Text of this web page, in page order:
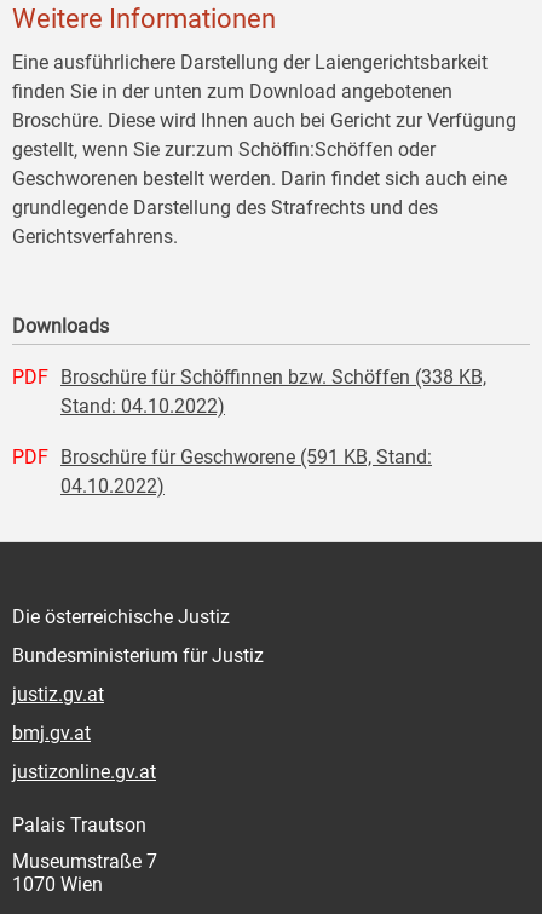
Weitere Informationen
Eine ausführlichere Darstellung der Laiengerichtsbarkeit
finden Sie in der unten zum Download angebotenen
Broschüre. Diese wird Ihnen auch bei Gericht zur Verfügung
gestellt, wenn Sie zur:zum Schöffin:Schöffen oder
Geschworenen bestellt werden. Darin findet sich auch eine
grundlegende Darstellung des Strafrechts und des
Gerichtsverfahrens.
Downloads
PDF Broschüre für Schöffinnen bzw. Schöffen (338 KB,
Stand: 04.10.2022)
PDF Broschüre für Geschworene (591 KB, Stand:
04.10.2022)
Die österreichische Justiz
Bundesministerium für Justiz
justiz.gv.at
bmj.gv.at
justizonline.gv.at
Palais Trautson
Museumstraße 7
1070 Wien